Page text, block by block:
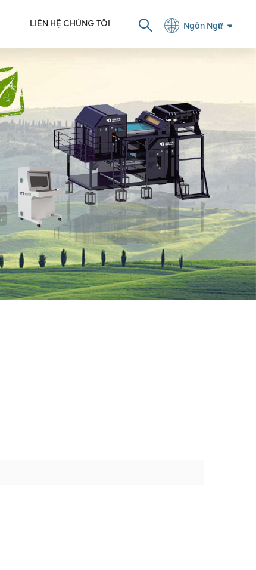
Ngôn Ngữ
LIÊN HỆ CHÚNG TÔI